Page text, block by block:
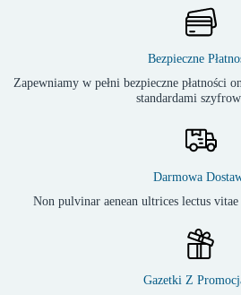
Bezpieczne
Zapewniamy w pełni bezpieczne płatności
standardami
Darmowa
Non pulvinar aenean ultrices lectus
Gazetki Z